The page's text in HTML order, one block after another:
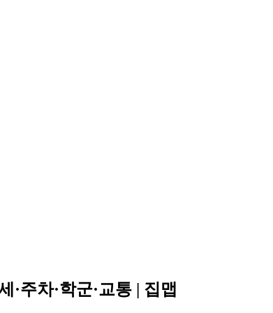
주차·학군·교통 | 집맵